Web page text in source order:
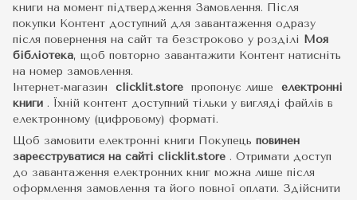
книги на момент підтвердження Замовлення. Після
покупки Контент доступний для завантаження одразу
після повернення на сайт та безстроково у розділі Моя
бібліотека, щоб повторно завантажити Контент натисніть
на номер замовлення.
Інтернет-магазин clicklit.store пропонує лише електронні
книги . Їхній контент доступний тільки у вигляді файлів в
електронному (цифровому) форматі.
Щоб замовити електронні книги Покупець повинен
зареєструватися на сайті clicklit.store . Отримати доступ
до завантаження електронних книг можна лише після
оформлення замовлення та його повної оплати. Здійснити